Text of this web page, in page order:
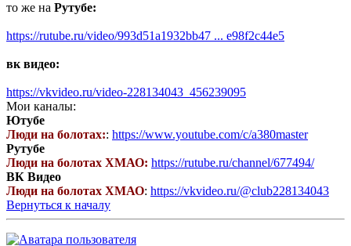
то же на Рутубе:
https://rutube.ru/video/993d51a1932bb47 ... e98f2c44e5
вк видео:
https://vkvideo.ru/video-228134043_456239095
Мои каналы:
Ютубе
Люди на болотах:: https://www.youtube.com/c/a380master
Рутубе
Люди на болотах ХМАО: https://rutube.ru/channel/677494/
ВК Видео
Люди на болотах ХМАО: https://vkvideo.ru/@club228134043
Вернуться к началу